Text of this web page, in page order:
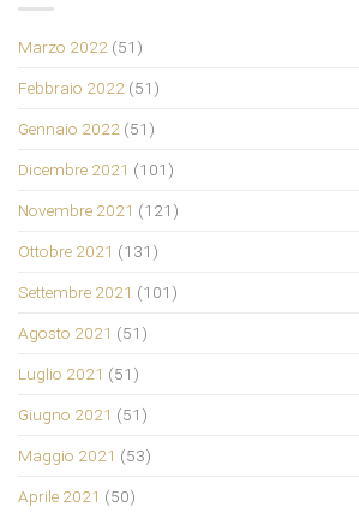
Marzo 2022 (51)
Febbraio 2022 (51)
Gennaio 2022 (51)
Dicembre 2021 (101)
Novembre 2021 (121)
Ottobre 2021 (131)
Settembre 2021 (101)
Agosto 2021 (51)
Luglio 2021 (51)
Giugno 2021 (51)
Maggio 2021 (53)
Aprile 2021 (50)